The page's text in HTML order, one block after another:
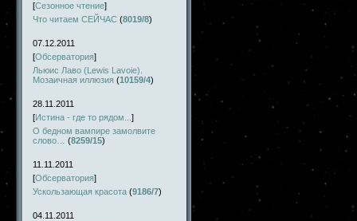
[Сезонное чтение]
Что читаем СЕЙЧАС (8019/8)
07.12.2011
[Обсерватория]
Льюис Лаво (Lewis Lavoie).
Мозаичная иллюзия (10159/4)
28.11.2011
[Истина - где то рядом... ]
О бедном вампире замолвите
слово…
(8259/15)
11.11.2011
[Обсерватория]
Ускользающая красота (9186/7)
04.11.2011